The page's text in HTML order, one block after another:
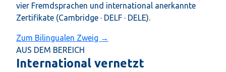
vier Fremdsprachen und international anerkannte
Zertifikate (Cambridge · DELF · DELE).
Zum Bilingualen Zweig →
AUS DEM BEREICH
International vernetzt